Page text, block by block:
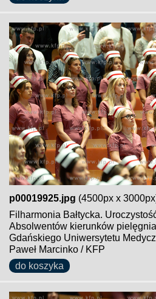
p00019925.jpg (4500px x
Filharmonia Bałtycka.
Absolwentów kierunków
Gdańskiego Uniwersytetu
Paweł Marcinko / KFP
do koszyka